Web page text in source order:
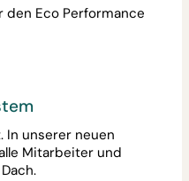
den Eco Performance
In unserer neuen
Mitarbeiter und